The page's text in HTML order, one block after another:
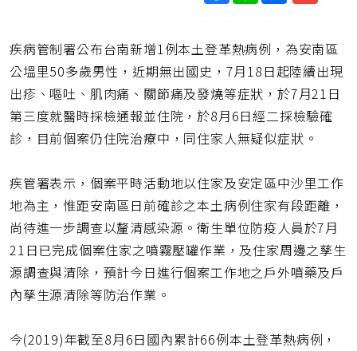
短
網
址
疾病管制署公布台南新增1例本土登革熱病例，為安南區
公塭里50多歲男性，近期無出國史，7月18日起陸續出現
出疹、嘔吐、肌肉痛、關節痛及發燒等症狀，於7月21日
第三度就醫時採檢通報並住院，於8月6日經二採檢驗確
診，目前個案仍住院治療中，同住家人無疑似症狀。
疾管署表示，個案平時活動地以住家及安定區中沙里工作
地為主，惟距安南區日前確診之本土病例住家有段距離，
尚待進一步調查以釐清感染源。衛生單位防疫人員於7月
21日已完成個案住家之噴霧壓罐作業，及住家周邊之孳生
源調查與清除，預計今日進行個案工作地之戶外噴藥及戶
內孳生源清除等防治作業。
今(2019)年截至8月6日國內累計66例本土登革熱病例，